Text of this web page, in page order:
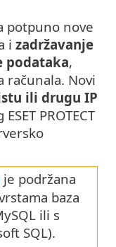
potpuno nove
i zadržavanje
podataka,
računala. Novi
ili drugu IP
PROTECT
je podržana
baza
ili s
SQL).